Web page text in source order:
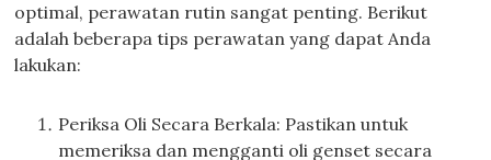
optimal, perawatan rutin sangat penting. Berikut
adalah beberapa tips perawatan yang dapat Anda
lakukan:
Periksa Oli Secara Berkala: Pastikan untuk
memeriksa dan mengganti oli genset secara